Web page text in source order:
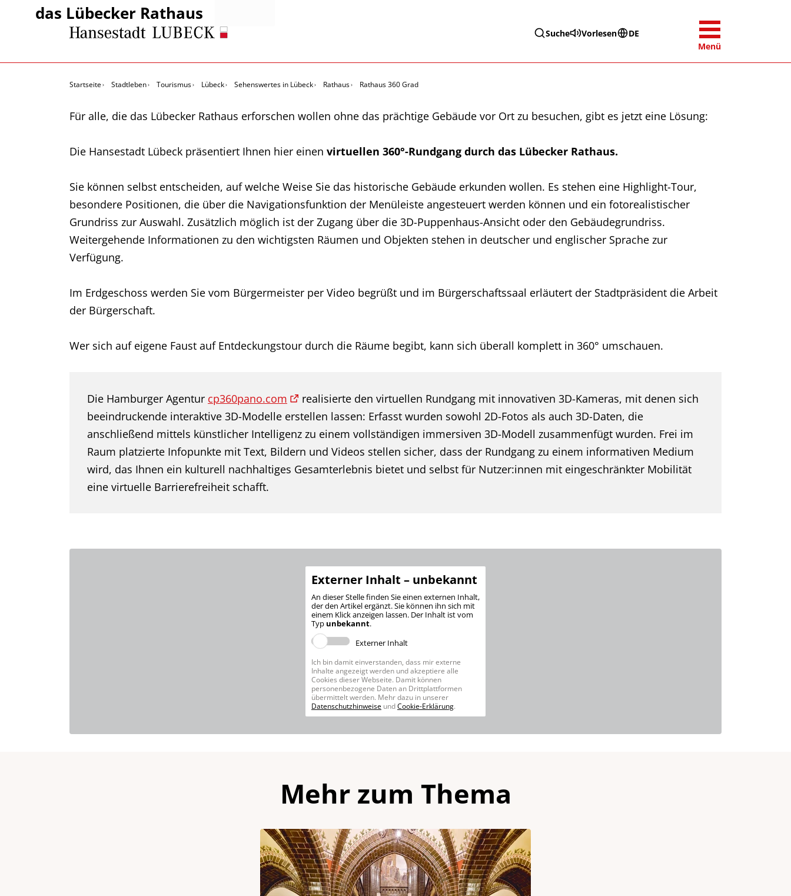
Suche Vorlesen
DE
Menü
das Lübecker Rathaus
Startseite Stadtleben Tourismus Lübeck Sehenswertes in Lübeck Rathaus Rathaus 360 Grad
Für alle, die das Lübecker Rathaus erforschen wollen ohne das prächtige Gebäude vor Ort zu besuchen, gibt es jetzt eine Lösung:
Die Hansestadt Lübeck präsentiert Ihnen hier einen virtuellen 360°-Rundgang durch das Lübecker Rathaus.
Sie können selbst entscheiden, auf welche Weise Sie das historische Gebäude erkunden wollen. Es stehen eine Highlight-Tour,
besondere Positionen, die über die Navigationsfunktion der Menüleiste angesteuert werden können und ein fotorealistischer
Grundriss zur Auswahl. Zusätzlich möglich ist der Zugang über die 3D-Puppenhaus-Ansicht oder den Gebäudegrundriss.
Weitergehende Informationen zu den wichtigsten Räumen und Objekten stehen in deutscher und englischer Sprache zur
Verfügung.
Im Erdgeschoss werden Sie vom Bürgermeister per Video begrüßt und im Bürgerschaftssaal erläutert der Stadtpräsident die Arbeit
der Bürgerschaft.
Wer sich auf eigene Faust auf Entdeckungstour durch die Räume begibt, kann sich überall komplett in 360° umschauen.
Die Hamburger Agentur cp360pano.com
realisierte den virtuellen Rundgang mit innovativen 3D-Kameras, mit denen sich
beeindruckende interaktive 3D-Modelle erstellen lassen: Erfasst wurden sowohl 2D-Fotos als auch 3D-Daten, die
anschließend mittels künstlicher Intelligenz zu einem vollständigen immersiven 3D-Modell zusammenfügt wurden. Frei im
Raum platzierte Infopunkte mit Text, Bildern und Videos stellen sicher, dass der Rundgang zu einem informativen Medium
wird, das Ihnen ein kulturell nachhaltiges Gesamterlebnis bietet und selbst für Nutzer:innen mit eingeschränkter Mobilität
eine virtuelle Barrierefreiheit schafft.
Externer Inhalt – unbekannt
An dieser Stelle finden Sie einen externen Inhalt,
der den Artikel ergänzt. Sie können ihn sich mit
einem Klick anzeigen lassen. Der Inhalt ist vom
Typ unbekannt.
Externer Inhalt
Ich bin damit einverstanden, dass mir externe
Inhalte angezeigt werden und akzeptiere alle
Cookies dieser Webseite. Damit können
personenbezogene Daten an Drittplattformen
übermittelt werden. Mehr dazu in unserer
Datenschutzhinweise undCookie-Erklärung.
Mehr zum Thema